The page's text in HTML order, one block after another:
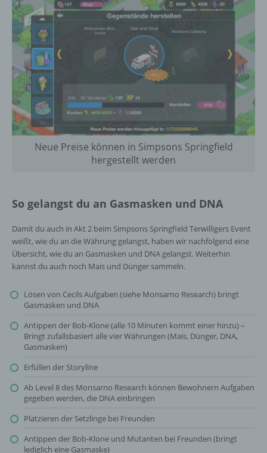
Neue Preise können in Simpsons Springfield
hergestellt werden
So gelangst du an Gasmasken und DNA
Damit du auch in Akt 2 beim Simpsons Springfield Terwilligers Event
weißt, wie du an die Währung gelangst, haben wir nachfolgend eine
Übersicht, wie du an Gasmasken und DNA gelangst. Weiterhin
kannst du auch noch Mais und Dünger sammeln.
Lösen von Cecils Aufgaben (siehe Monsarno Research) bringt
Gasmasken und DNA
Antippen der Bob-Klone (alle 10 Minuten kommt einer hinzu) –
Bringt zufallsbasiert alle vier Währungen (Mais, Dünger, DNA,
Gasmasken)
Erfüllen der Storyline
Ab Level 8 des Monsarno Research können Bewohnern Aufgaben
gegeben werden, die DNA einbringen
Platzieren der Setzlinge bei Freunden
Antippen der Bob-Klone und Mutanten bei Freunden (bringt
lediglich eine Gasmaske)